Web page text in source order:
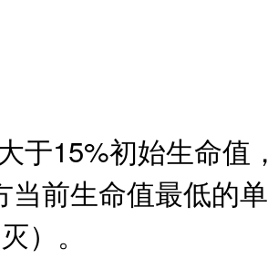
于15%初始生命值，
当前生命值最低的单
）。